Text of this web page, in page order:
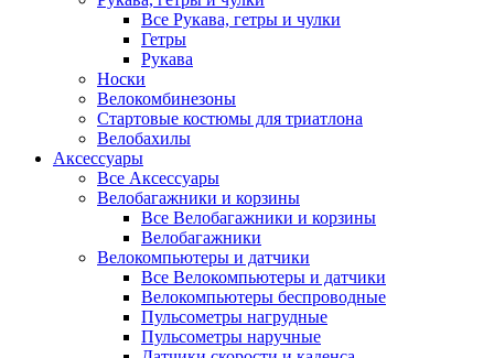
Все Рукава, гетры и чулки
Гетры
Рукава
Носки
Велокомбинезоны
Стартовые костюмы для триатлона
Велобахилы
Аксессуары
Все Аксессуары
Велобагажники и корзины
Все Велобагажники и корзины
Велобагажники
Велокомпьютеры и датчики
Все Велокомпьютеры и датчики
Велокомпьютеры беспроводные
Пульсометры нагрудные
Пульсометры наручные